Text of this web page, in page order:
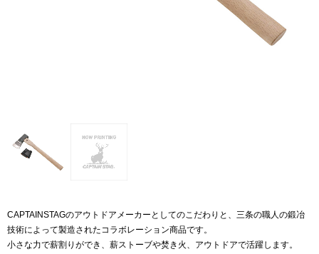
CAPTAINSTAGのアウトドアメーカーとしてのこだわりと、三条の職人の鍛冶
技術によって製造されたコラボレーション商品です。
小さな力で薪割りができ、薪ストーブや焚き火、アウトドアで活躍します。